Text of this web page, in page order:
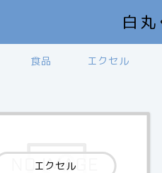
白丸
食品 エクセル
エクセル